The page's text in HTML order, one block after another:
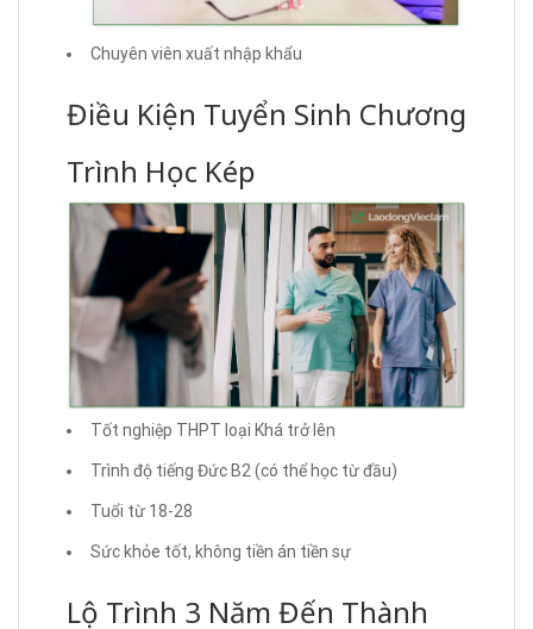
Chuyên viên xuất nhập khẩu
Điều Kiện Tuyển Sinh Chương
Trình Học Kép
Tốt nghiệp THPT loại Khá trở lên
Trình độ tiếng Đức B2 (có thể học từ đầu)
Tuổi từ 18-28
Sức khỏe tốt, không tiền án tiền sự
Lộ Trình 3 Năm Đến Thành